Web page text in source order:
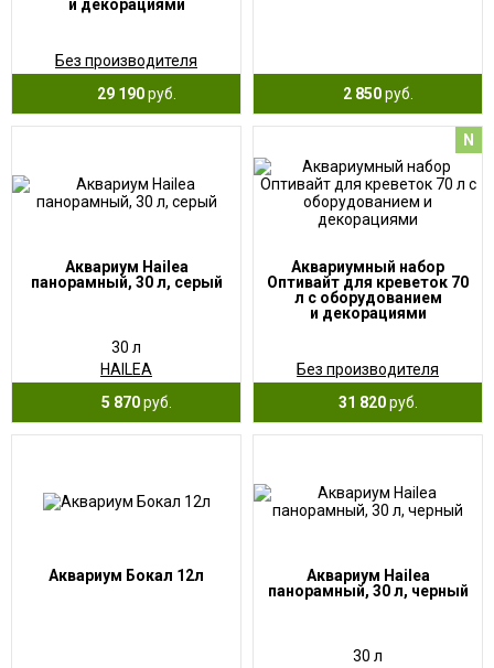
и декорациями
Без производителя
29 190руб. 2 850руб.
Аквариум Hailea
панорамный, 30 л, серый
30 л
HAILEA
5 870руб.
Аквариумный набор
Оптивайт для креветок 70
л с оборудованием
и декорациями
Без производителя
31 820руб.
N
Аквариум Бокал 12л
Аквариум Hailea
панорамный, 30 л, черный
30 л